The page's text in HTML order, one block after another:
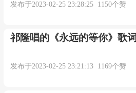
发布于2023-02-25 23:28:25 1150个赞
祁隆唱的《永远的等你》歌词
发布于2023-02-25 23:21:13 1169个赞